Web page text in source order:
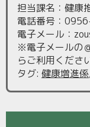
担当課名：健
電話番号：
電子メール：
※電子メールの
らご利用くださ
タグ: 健康増進係